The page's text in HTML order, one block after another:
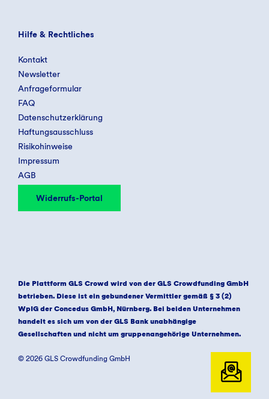
Hilfe & Rechtliches
Kontakt
Newsletter
Anfrageformular
FAQ
Datenschutzerklärung
Haftungsausschluss
Risikohinweise
Impressum
AGB
Widerrufs-Portal
Die Plattform GLS Crowd wird von der GLS Crowdfunding GmbH
betrieben. Diese ist ein gebundener Vermittler gemäß § 3 (2)
WpIG der Concedus GmbH, Nürnberg. Bei beiden Unternehmen
handelt es sich um von der GLS Bank unabhängige
Gesellschaften und nicht um gruppenangehörige Unternehmen.
© 2026 GLS Crowdfunding GmbH